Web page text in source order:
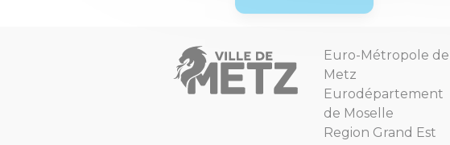
Euro-Métropole de
Metz
Eurodépartement
de Moselle
Region Grand Est